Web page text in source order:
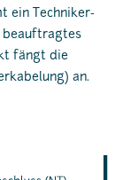
ein Techniker-
beauftragtes
fängt die
an.